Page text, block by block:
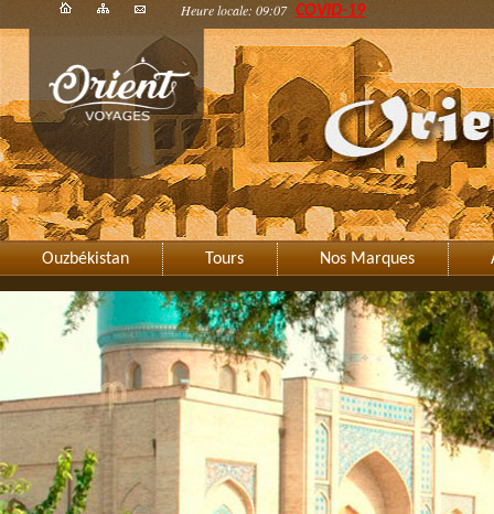
Heure locale: 09:07 COVID-19
Ouzbékistan Tours Nos Marques